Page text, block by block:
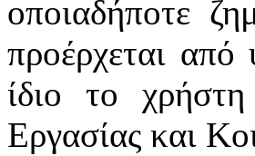
οποιαδήποτε
προέρχεται από
ίδιο το
Εργασίας και